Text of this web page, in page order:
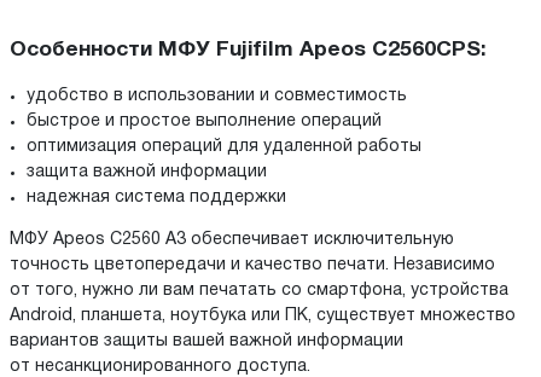
Особенности МФУ Fujifilm Apeos C2560CPS:
удобство в использовании и совместимость
быстрое и простое выполнение операций
оптимизация операций для удаленной работы
защита важной информации
надежная система поддержки
МФУ Apeos C2560 A3 обеспечивает исключительную
точность цветопередачи и качество печати. Независимо
от того, нужно ли вам печатать со смартфона, устройства
Android, планшета, ноутбука или ПК, существует множество
вариантов защиты вашей важной информации
от несанкционированного доступа.